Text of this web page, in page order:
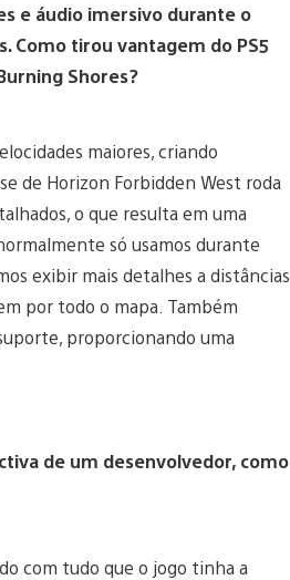
e áudio imersivo durante o
Como tirou vantagem do PS5
Shores?
maiores, criando
de Horizon Forbidden West roda
o que resulta em uma
só usamos durante
exibir mais detalhes a distâncias
por todo o mapa. Também
proporcionando uma
de um desenvolvedor, como
com tudo que o jogo tinha a